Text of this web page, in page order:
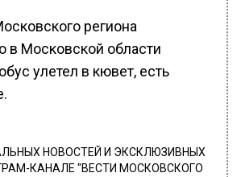
региона
в Московской области
улетел в кювет, есть
НОВОСТЕЙ И ЭКСКЛЮЗИВНЫХ
КАНАЛЕ "ВЕСТИ МОСКОВСКОГО